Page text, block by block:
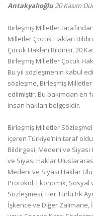
Antakyalıoğlu20 Kasım
Birleşmiş Milletler
Milletler Çocuk Hakları
Çocuk Hakları Bildirisi, 20
Birleşmiş Milletler Çocuk
Bu yıl sözleşmenin kabul
sözleşme, Birleşmiş
edilmiştir. Bu bakımdan en
insan hakları belgesidir.
Birleşmiş Milletler
içeren Türkiye’nin taraf
Bildirgesi, Medeni ve Siyasi
ve Siyasi Haklar
Medeni ve Siyasi Haklar
Protokol, Ekonomik, Sosyal
Sözleşmesi, Her Türlü Irk
İşkence ve Diğer Zalimane,